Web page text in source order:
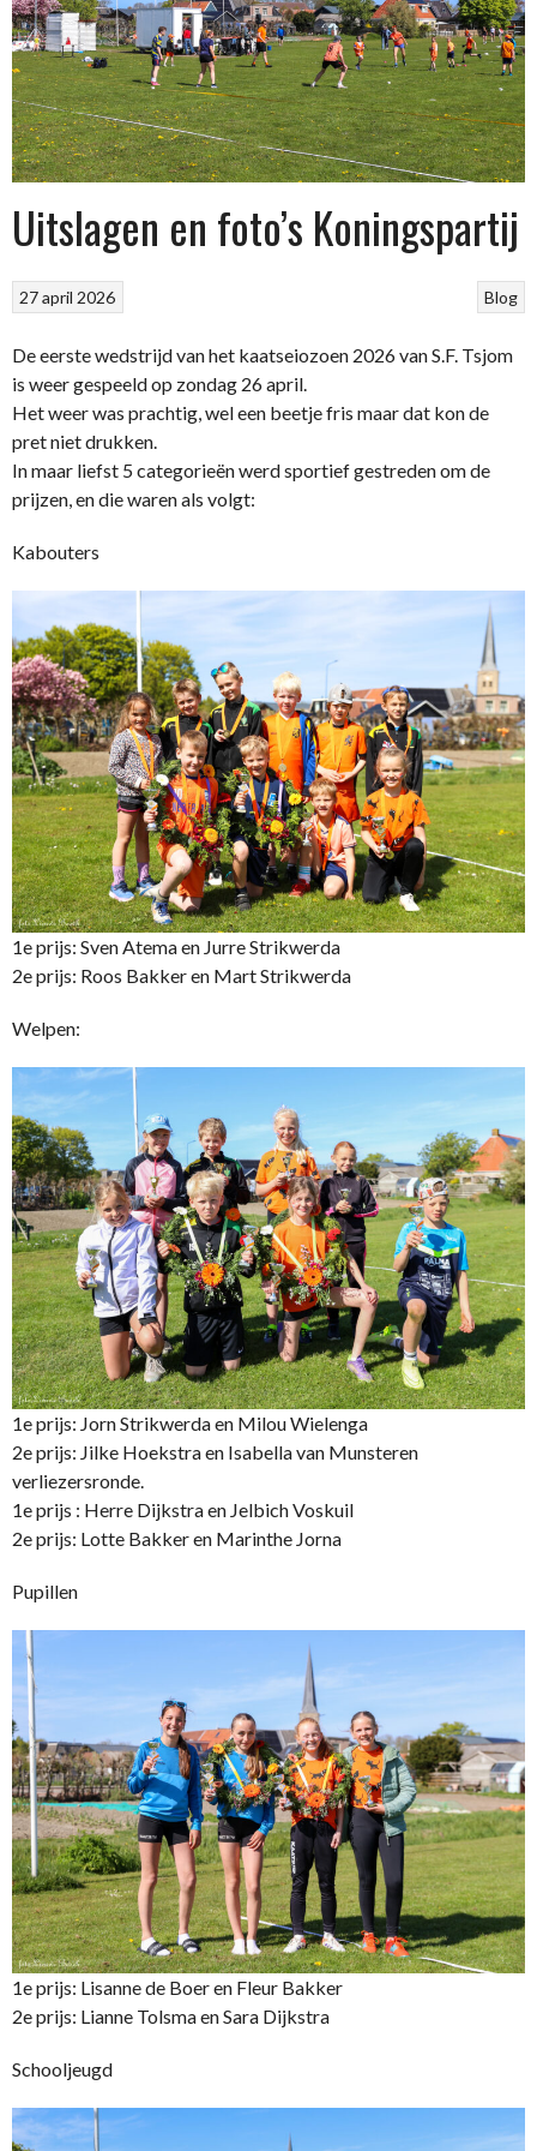
Uitslagen en foto’s Koningspartij
Blog
27 april 2026
De eerste wedstrijd van het kaatseiozoen 2026 van S.F. Tsjom
is weer gespeeld op zondag 26 april.
Het weer was prachtig, wel een beetje fris maar dat kon de
pret niet drukken.
In maar liefst 5 categorieën werd sportief gestreden om de
prijzen, en die waren als volgt:
Kabouters
1e prijs: Sven Atema en Jurre Strikwerda
2e prijs: Roos Bakker en Mart Strikwerda
Welpen:
1e prijs: Jorn Strikwerda en Milou Wielenga
2e prijs: Jilke Hoekstra en Isabella van Munsteren
verliezersronde.
1e prijs : Herre Dijkstra en Jelbich Voskuil
2e prijs: Lotte Bakker en Marinthe Jorna
Pupillen
1e prijs: Lisanne de Boer en Fleur Bakker
2e prijs: Lianne Tolsma en Sara Dijkstra
Schooljeugd